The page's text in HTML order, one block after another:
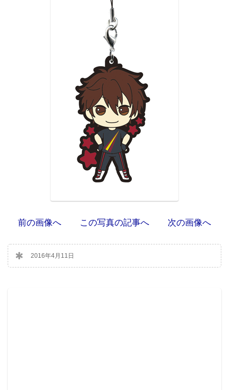
前の画像へ この写真の記事へ 次の画像へ
2016年4月11日